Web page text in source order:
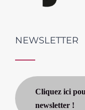
NEWSLETTER
Cliquez ici
newsletter !